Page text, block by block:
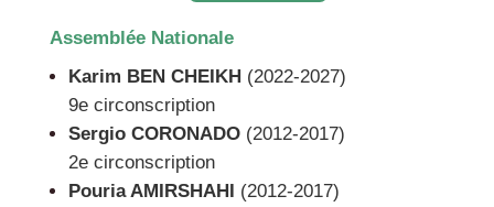
Assemblée Nationale
Karim BEN CHEIKH(2022-2027)
9e circonscription
Sergio CORONADO (2012-2017)
2e circonscription
Pouria AMIRSHAHI (2012-2017)